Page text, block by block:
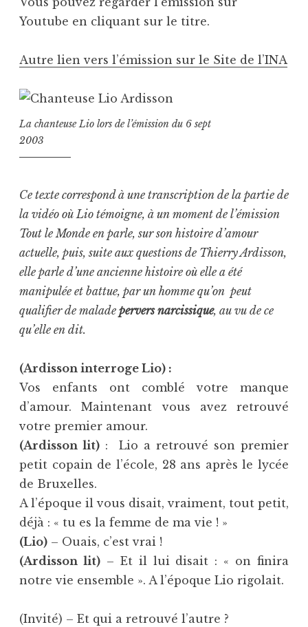
Youtube en cliquant sur le titre.
Autre lien vers l’émission sur le Site de l’INA
La chanteuse Lio lors de l’émission du 6 sept
2003
Ce texte correspond à une transcription de la partie de
la vidéo où Lio témoigne, à un moment de l’émission
Tout le Monde en parle, sur son histoire d’amour
actuelle, puis, suite aux questions de Thierry Ardisson,
elle parle d’une ancienne histoire où elle a été
manipulée et battue, par un homme qu’on peut
qualifier de malade pervers narcissique, au vu de ce
qu’elle en dit.
(Ardisson interroge Lio) :
Vos enfants ont comblé votre manque
d’amour. Maintenant vous avez retrouvé
votre premier amour.
(Ardisson lit) : Lio a retrouvé son premier
petit copain de l’école, 28 ans après le lycée
de Bruxelles.
A l’époque il vous disait, vraiment, tout petit,
déjà : « tu es la femme de ma vie ! »
(Lio) – Ouais, c’est vrai !
(Ardisson lit)– Et il lui disait : « on finira
notre vie ensemble ». A l’époque Lio rigolait.
(Invité) – Et qui a retrouvé l’autre ?